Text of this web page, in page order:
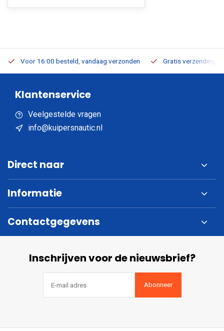
Voor 16:00 besteld, vandaag verzonden Gratis verzending
Klantenservice
Veelgestelde vragen
info@kuipersnautic.nl
Direct naar
Informatie
Contactgegevens
Inschrijven voor de nieuwsbrief?
Abonneer